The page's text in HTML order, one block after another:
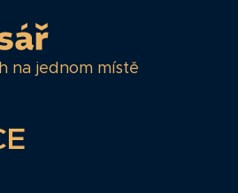
na jednom místě